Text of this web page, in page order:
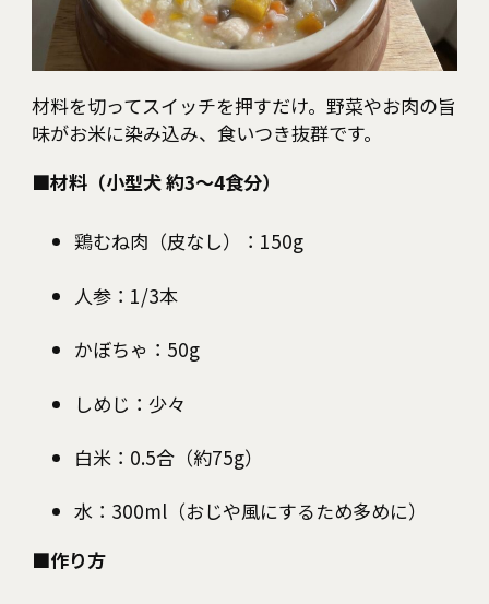
材料を切ってスイッチを押すだけ。野菜やお肉の旨
味がお米に染み込み、食いつき抜群です。
■材料（小型犬 約3〜4食分）
鶏むね肉（皮なし）：150g
人参：1/3本
かぼちゃ：50g
しめじ：少々
白米：0.5合（約75g）
水：300ml（おじや風にするため多めに）
■作り方